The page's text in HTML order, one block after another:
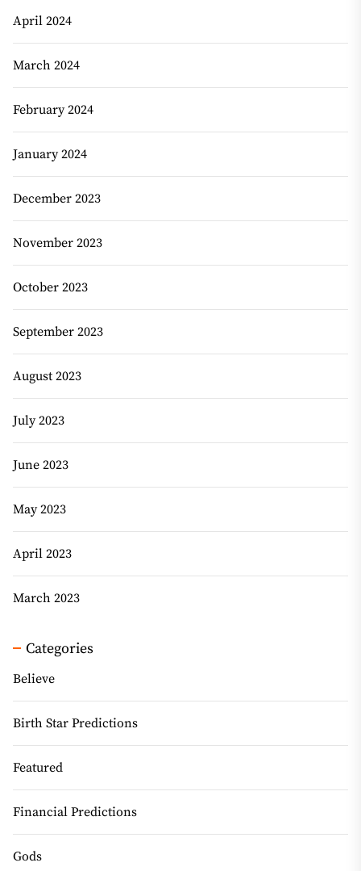
April 2024
March 2024
February 2024
January 2024
December 2023
November 2023
October 2023
September 2023
August 2023
July 2023
June 2023
May 2023
April 2023
March 2023
Categories
Believe
Birth Star Predictions
Featured
Financial Predictions
Gods